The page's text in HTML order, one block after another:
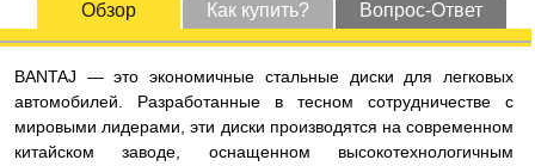
Обзор Как купить? Вопрос-Ответ
BANTAJ — это экономичные стальные диски для легковых
автомобилей. Разработанные в тесном сотрудничестве с
мировыми лидерами, эти диски производятся на современном
китайском заводе, оснащенном высокотехнологичным